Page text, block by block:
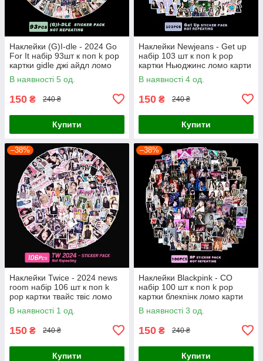
Наклейки (G)I-dle - 2024 Go
For It набір 93шт к поп k pop
картки gidle джі айдл ломо
карти наліпки
В наявності 5 од.
150 ₴ 240 ₴
Купити
Наклейки Newjeans - Get up
набір 103 шт к поп k pop
картки Ньюджинс ломо карти
наліпки
В наявності 4 од.
150 ₴ 240 ₴
Купити
–38%
Наклейки Twice - 2024 news
room набір 106 шт к поп k
pop картки твайс твіс ломо
карти наліпки
В наявності 1 од.
150 ₴ 240 ₴
Купити
–38%
Наклейки Blackpink - CO
набір 100 шт к поп k pop
картки блекпінк ломо карти
наліпки
В наявності 3 од.
150 ₴ 240 ₴
Купити